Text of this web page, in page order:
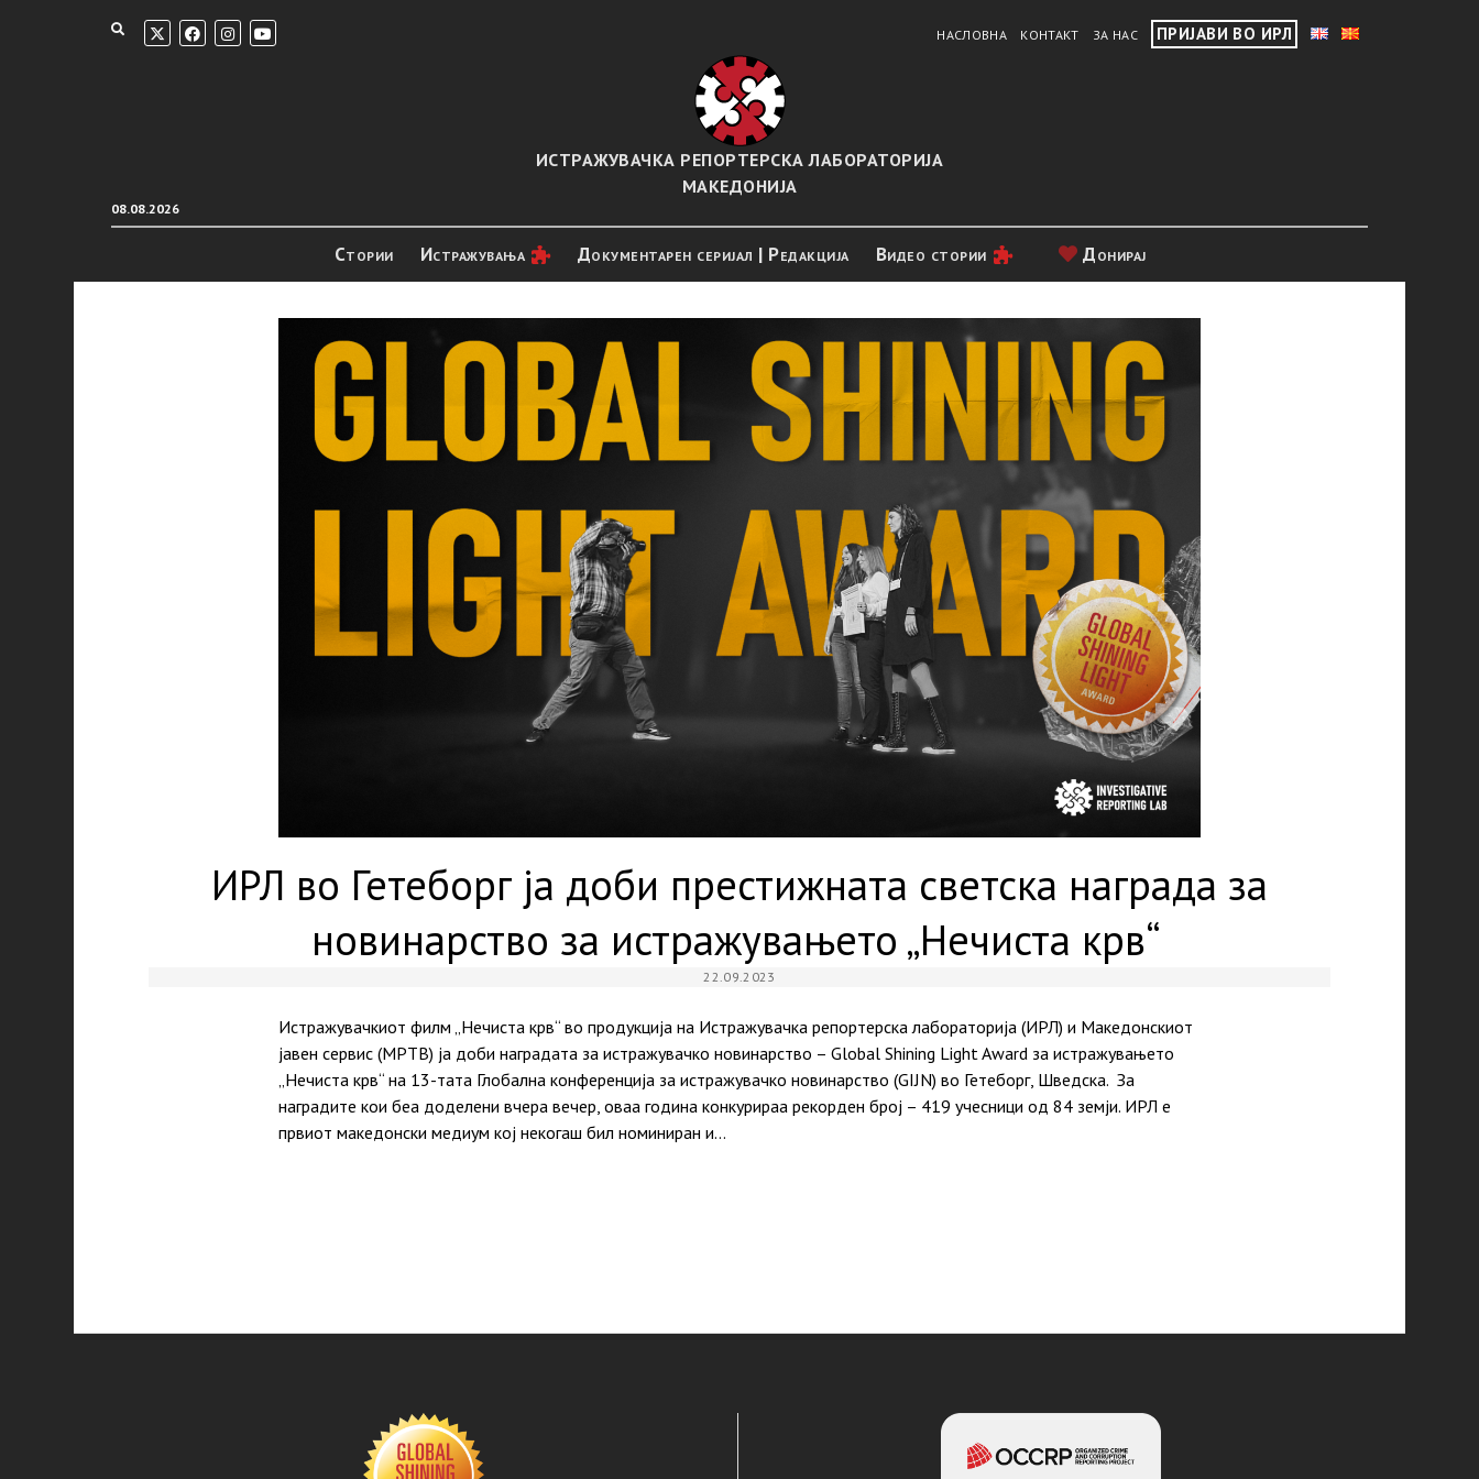
НАСЛОВНА КОНТАКТ ЗА НАС ПРИЈАВИ ВО ИРЛ
08.08.2026
ИСТРАЖУВАЧКА РЕПОРТЕРСКА ЛАБОРАТОРИЈА
МАКЕДОНИЈА
Стории Истражувањa Документарен серијал | Редакција Видео стории Донирај
ИРЛ во Гетеборг ја доби престижната светска награда за
новинарство за истражувањето „Нечиста крв“
22.09.2023
Истражувачкиот филм „Нечиста крв“ во продукција на Истражувачка репортерска лабораторија (ИРЛ) и Македонскиот
јавен сервис (МРТВ) ја доби наградата за истражувачко новинарство – Global Shining Light Award за истражувањето
„Нечиста крв“ на 13-тата Глобална конференција за истражувачко новинарство (GIJN) во Гетеборг, Шведска. За
нaградите кои беа доделени вчера вечер, оваа година конкурираа рекорден број – 419 учесници од 84 земји. ИРЛ е
првиот македонски медиум кој некогаш бил номиниран и…